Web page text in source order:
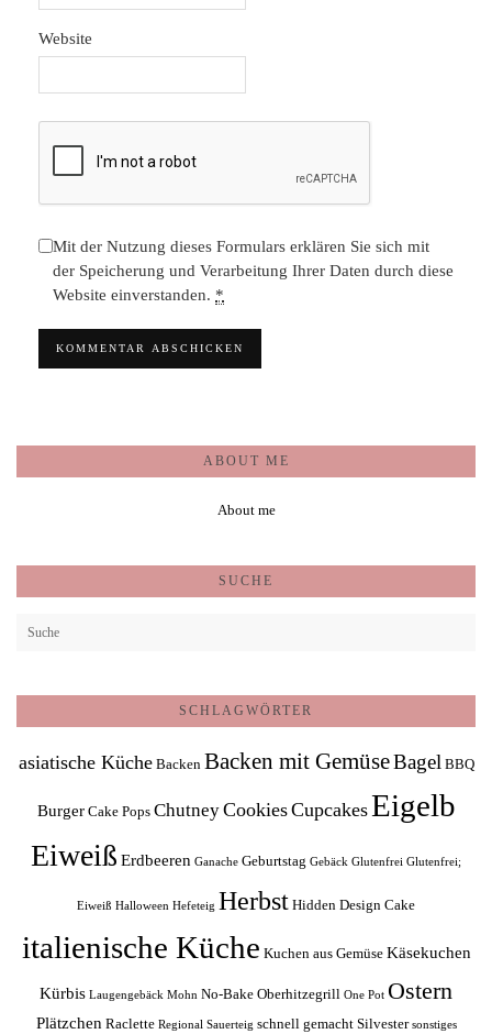
Website
Mit der Nutzung dieses Formulars erklären Sie sich mit
der Speicherung und Verarbeitung Ihrer Daten durch diese
Website einverstanden. *
ABOUT ME
About me
SUCHE
SCHLAGWÖRTER
asiatische Küche Backen Backen mit GemüseBagel BBQ
Burger Cake Pops ChutneyCookiesCupcakesEigelb
Eiweiß Erdbeeren Ganache Geburtstag Gebäck Glutenfrei Glutenfrei;
Eiweiß Halloween Hefeteig Herbst Hidden Design Cake
italienische Küche Kuchen aus Gemüse Käsekuchen
Kürbis Laugengebäck Mohn No-Bake Oberhitzegrill One Pot Ostern
Plätzchen Raclette Regional Sauerteig schnell gemacht Silvester sonstiges